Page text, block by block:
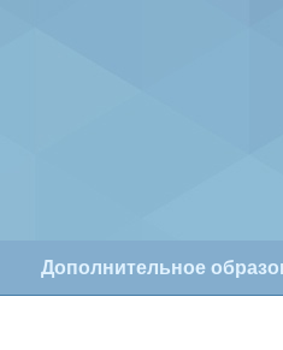
Дополнительное